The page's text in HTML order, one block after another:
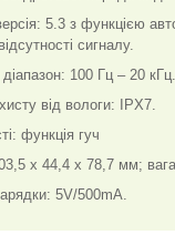
5.3 з функцією
сигналу.
100 Гц – 20 кГц.
від вологи: IPX7.
функція гуч
х 44,4 х 78,7 мм;
5V/500mA.